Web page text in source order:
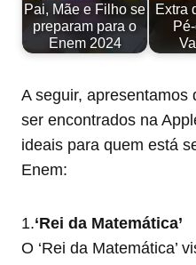
Pai, Mãe e Filho se
preparam para o
Enem 2024
Extra
A seguir, apresentamos
ser encontrados na
ideais para quem está
Enem:
1.‘Rei da Matemática’
O ‘Rei da Matemática’